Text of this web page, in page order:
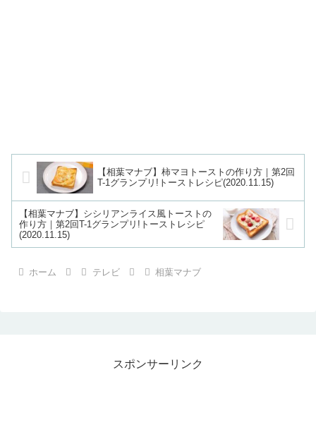
【相葉マナブ】柿マヨトーストの作り方｜第2回
T-1グランプリ!トーストレシピ(2020.11.15)
【相葉マナブ】シシリアンライス風トーストの
作り方｜第2回T-1グランプリ!トーストレシピ
(2020.11.15)
ホーム テレビ 相葉マナブ
スポンサーリンク